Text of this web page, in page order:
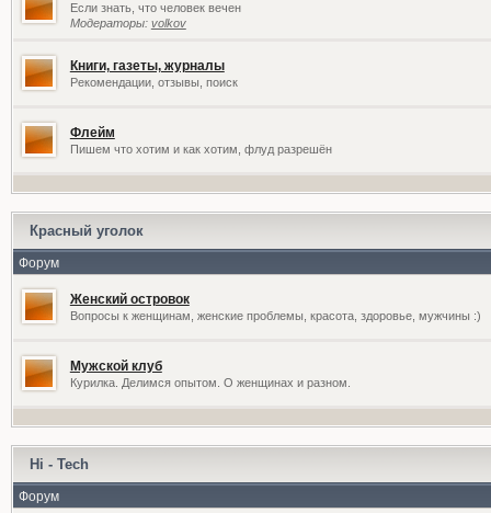
Если знать, что человек вечен
Модераторы: volkov
Книги, газеты, журналы
Рекомендации, отзывы, поиск
Флейм
Пишем что хотим и как хотим, флуд разрешён
Красный уголок
Форум
Женский островок
Вопросы к женщинам, женские проблемы, красота, здоровье, мужчины :)
Мужской клуб
Курилка. Делимся опытом. О женщинах и разном.
Hi - Tech
Форум